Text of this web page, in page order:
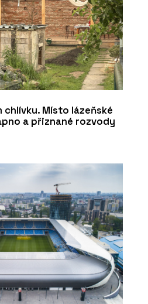
chlívku. Místo lázeňské
a přiznané rozvody